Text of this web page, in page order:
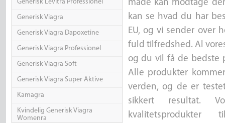
Generisk Levitra Professionel
Generisk Viagra
Generisk Viagra Dapoxetine
Generisk Viagra Professionel
Generisk Viagra Soft
Generisk Viagra Super Aktive
Kamagra
Kvindelig Generisk Viagra
Womenra
måde kan modtage
kan se hvad du har
EU, og vi sender over
fuld tilfredshed. Al
og du vil få de bedste
Alle produkter
verden, og de er
sikkert resultat.